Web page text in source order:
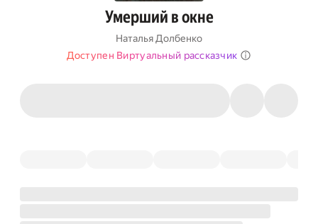
Умерший в окне
Наталья Долбенко
Доступен Виртуальный рассказчик